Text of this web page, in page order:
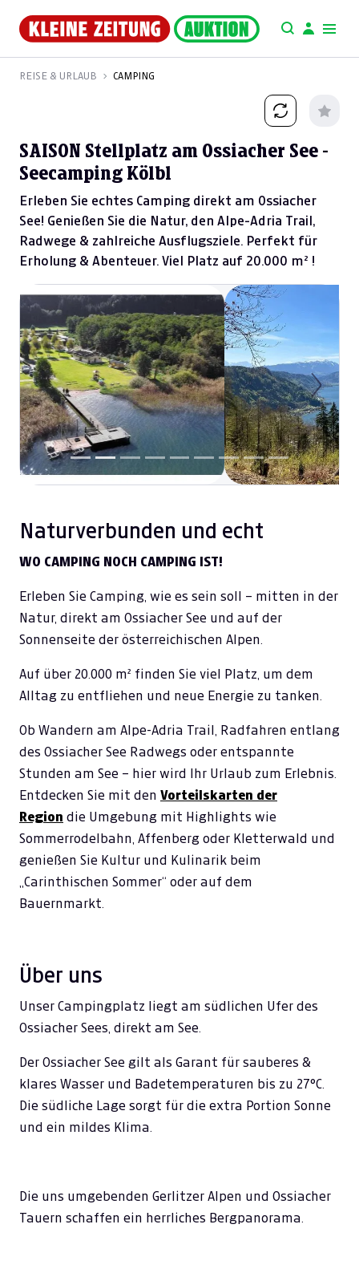
REISE & URLAUB CAMPING
SAISON Stellplatz am Ossiacher See -
Seecamping Kölbl
Erleben Sie echtes Camping direkt am Ossiacher
See! Genießen Sie die Natur, den Alpe-Adria Trail,
Radwege & zahlreiche Ausflugsziele. Perfekt für
Erholung & Abenteuer. Viel Platz auf 20.000 m² !
Previous Next
Naturverbunden und echt
WO CAMPING NOCH CAMPING IST!
Erleben Sie Camping, wie es sein soll – mitten in der
Natur, direkt am Ossiacher See und auf der
Sonnenseite der österreichischen Alpen.
Auf über 20.000 m² finden Sie viel Platz, um dem
Alltag zu entfliehen und neue Energie zu tanken.
Ob Wandern am Alpe-Adria Trail, Radfahren entlang
des Ossiacher See Radwegs oder entspannte
Stunden am See – hier wird Ihr Urlaub zum Erlebnis.
Entdecken Sie mit den Vorteilskarten der
Region die Umgebung mit Highlights wie
Sommerrodelbahn, Affenberg oder Kletterwald und
genießen Sie Kultur und Kulinarik beim
„Carinthischen Sommer“ oder auf dem
Bauernmarkt.
Über uns
Unser Campingplatz liegt am südlichen Ufer des
Ossiacher Sees, direkt am See.
Der Ossiacher See gilt als Garant für sauberes &
klares Wasser und Badetemperaturen bis zu 27°C.
Die südliche Lage sorgt für die extra Portion Sonne
und ein mildes Klima.
Die uns umgebenden Gerlitzer Alpen und Ossiacher
Tauern schaffen ein herrliches Bergpanorama.